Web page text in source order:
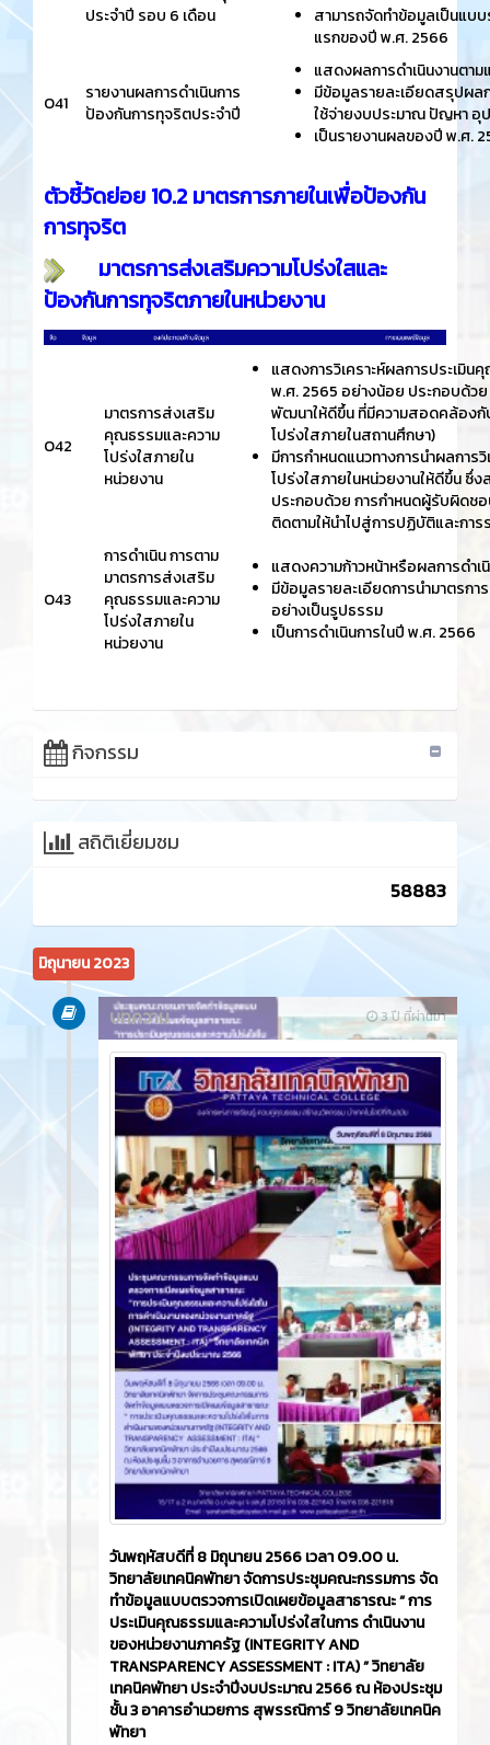
ประจำปี รอบ 6 เดือน
สามารถจัดทำข้อมูลเป็นแบ
แรกของปี พ.ศ. 2566
O41
รายงานผลการดำเนินการ
ป้องกันการทุจริตประจำปี
แสดงผลการดำเนินงานตา
มีข้อมูลรายละเอียดสรุปผล
ใช้จ่ายงบประมาณ ปัญหา อุ
เป็นรายงานผลของปี พ.ศ.
ตัวชี้วัดย่อย 10.2 มาตรการภายในเพื่อป้องกัน
การทุจริต
มาตรการส่งเสริมความโปร่งใสและ
ป้องกันการทุจริตภายในหน่วยงาน
O42
มาตรการส่งเสริม
คุณธรรมและความ
โปร่งใสภายใน
หน่วยงาน
แสดงการวิเคราะห์ผลการประเมิน
พ.ศ. 2565 อย่างน้อย ประกอบด้ว
พัฒนาให้ดีขึ้น ที่มีความสอดคล้องกั
โปร่งใสภายในสถานศึกษา)
มีการกำหนดแนวทางการนำผลกา
โปร่งใสภายในหน่วยงานให้ดีขึ้น ซึ่
ประกอบด้วย การกำหนดผู้รับผิดช
ติดตามให้นำไปสู่การปฏิบัติและการ
O43
การดำเนิน การตาม
มาตรการส่งเสริม
คุณธรรมและความ
โปร่งใสภายใน
หน่วยงาน
แสดงความก้าวหน้าหรือผลการดำ
มีข้อมูลรายละเอียดการนำมาตรก
อย่างเป็นรูปธรรม
เป็นการดำเนินการในปี พ.ศ. 2566
กิจกรรม
สถิติเยี่ยมชม
58883
มิถุนายน 2023
3 ปี ที่ผ่านมา
บทความ
วันพฤหัสบดีที่ 8 มิถุนายน 2566 เวลา 09.00 น.
วิทยาลัยเทคนิคพัทยา จัดการประชุมคณะกรรมการ จัด
ทำข้อมูลแบบตรวจการเปิดเผยข้อมูลสาธารณะ “ การ
ประเมินคุณธรรมและความโปร่งใสในการ ดำเนินงาน
ของหน่วยงานภาครัฐ (INTEGRITY AND
TRANSPARENCY ASSESSMENT : ITA) ” วิทยาลัย
เทคนิคพัทยา ประจำปีงบประมาณ 2566 ณ ห้องประชุม
ชั้น 3 อาคารอำนวยการ สุพรรณิการ์ 9 วิทยาลัยเทคนิค
พัทยา